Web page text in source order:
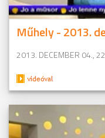
Műhely - 2013.
2013. DECEMBER 04.,